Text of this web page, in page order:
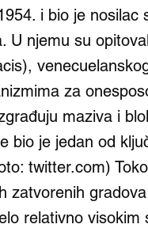
i bio je nosilac
U njemu su
za
maziva i
bio je jedan od
twitter.com)
zatvorenih
relativno visokim